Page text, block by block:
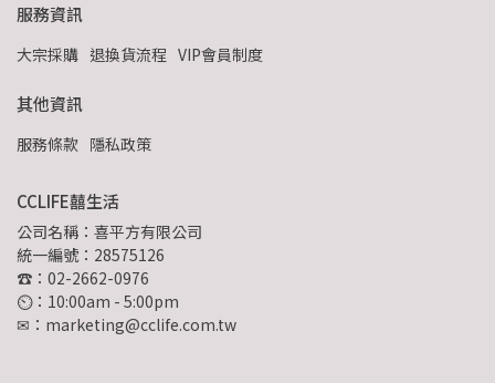
服務資訊
大宗採購 退換貨流程 VIP會員制度
其他資訊
服務條款 隱私政策
CCLIFE囍生活
公司名稱：喜平方有限公司
統一編號：28575126
☎：02-2662-0976
⏲︎：10:00am - 5:00pm
✉：marketing@cclife.com.tw